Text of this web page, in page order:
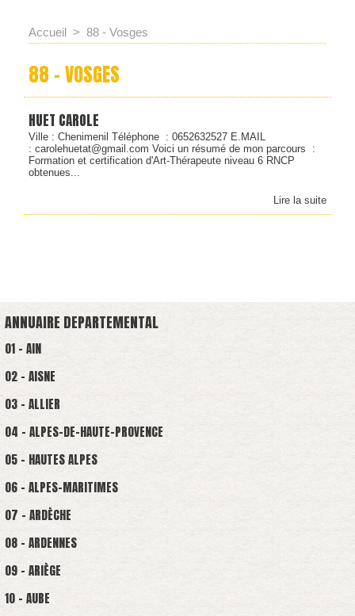
ANNUAIRE DEPARTEMENTAL
01 - AIN
02 - AISNE
03 - ALLIER
04 - ALPES-DE-HAUTE-PROVENCE
05 - HAUTES ALPES
06 - ALPES-MARITIMES
07 - ARDÈCHE
08 - ARDENNES
09 - ARIÈGE
10 - AUBE
Accueil > 88 - Vosges
88 - VOSGES
HUET CAROLE
Ville : Chenimenil Téléphone : 0652632527 E.MAIL
: carolehuetat@gmail.com Voici un résumé de mon parcours :
Formation et certification d'Art-Thérapeute niveau 6 RNCP
obtenues...
Lire la suite